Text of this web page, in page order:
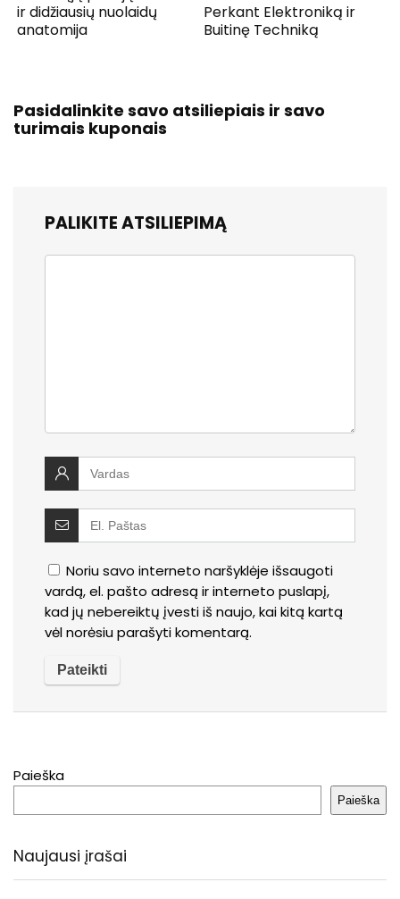
ir didžiausių nuolaidų
anatomija
Perkant Elektroniką ir
Buitinę Techniką
Pasidalinkite savo atsiliepiais ir savo
turimais kuponais
PALIKITE ATSILIEPIMĄ
Noriu savo interneto naršyklėje išsaugoti
vardą, el. pašto adresą ir interneto puslapį,
kad jų nebereiktų įvesti iš naujo, kai kitą kartą
vėl norėsiu parašyti komentarą.
Paieška
Paieška
Naujausi įrašai